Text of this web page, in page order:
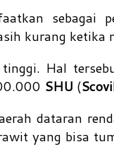
sebagai
kurang ketika
Hal
SHU (
dataran
yang bisa